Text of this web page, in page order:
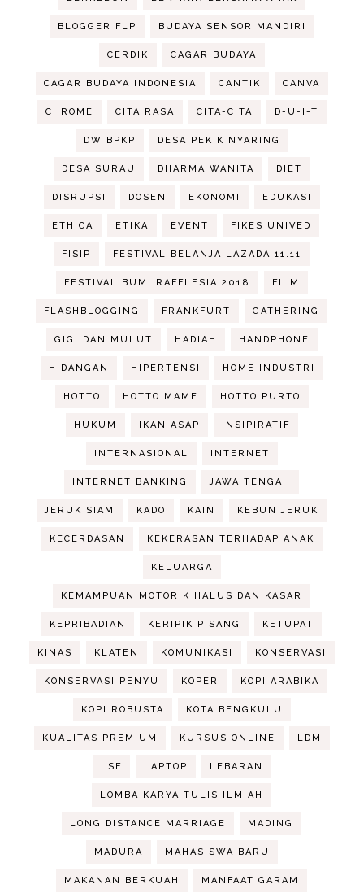
BLOGGER FLP BUDAYA SENSOR MANDIRI
CERDIK CAGAR BUDAYA
CAGAR BUDAYA INDONESIA CANTIK CANVA
CHROME CITA RASA CITA-CITA D-U-I-T
DW BPKP DESA PEKIK NYARING
DESA SURAU DHARMA WANITA DIET
DISRUPSI DOSEN EKONOMI EDUKASI
ETHICA ETIKA EVENT FIKES UNIVED
FISIP FESTIVAL BELANJA LAZADA 11.11
FESTIVAL BUMI RAFFLESIA 2018 FILM
FLASHBLOGGING FRANKFURT GATHERING
GIGI DAN MULUT HADIAH HANDPHONE
HIDANGAN HIPERTENSI HOME INDUSTRI
HOTTO HOTTO MAME HOTTO PURTO
HUKUM IKAN ASAP INSIPIRATIF
INTERNASIONAL INTERNET
INTERNET BANKING JAWA TENGAH
JERUK SIAM KADO KAIN KEBUN JERUK
KECERDASAN KEKERASAN TERHADAP ANAK
KELUARGA
KEMAMPUAN MOTORIK HALUS DAN KASAR
KEPRIBADIAN KERIPIK PISANG KETUPAT
KINAS KLATEN KOMUNIKASI KONSERVASI
KONSERVASI PENYU KOPER KOPI ARABIKA
KOPI ROBUSTA KOTA BENGKULU
KUALITAS PREMIUM KURSUS ONLINE LDM
LSF LAPTOP LEBARAN
LOMBA KARYA TULIS ILMIAH
LONG DISTANCE MARRIAGE MADING
MADURA MAHASISWA BARU
MAKANAN BERKUAH MANFAAT GARAM